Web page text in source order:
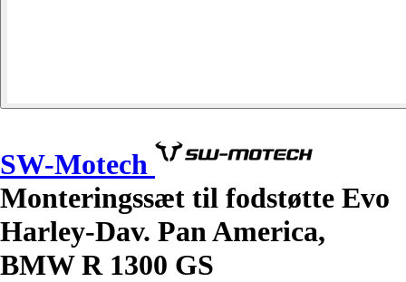
SW-Motech
Monteringssæt til fodstøtte Evo
Harley-Dav. Pan America,
BMW R 1300 GS